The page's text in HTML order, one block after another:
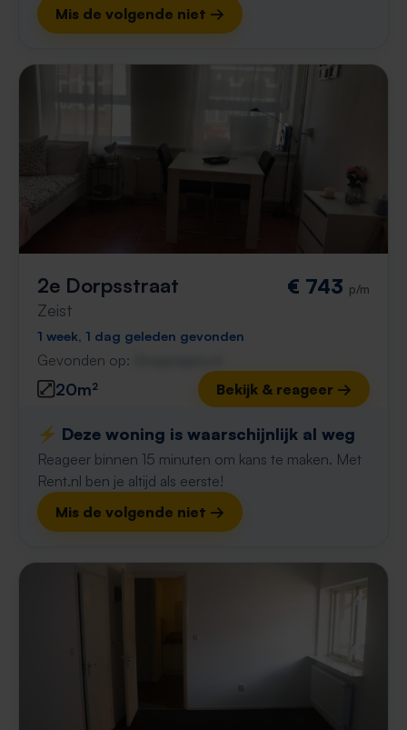
Mis de volgende niet →
2e Dorpsstraat
Zeist
€ 743 p/m
1 week, 1 dag geleden gevonden
Gevonden op:
20m² Bekijk & reageer →
⚡️ Deze woning is waarschijnlijk al weg
Reageer binnen 15 minuten om kans te maken. Met
Rent.nl ben je altijd als eerste!
Mis de volgende niet →